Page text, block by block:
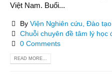
Việt Nam. Buổi...
By Viện Nghiên cứu, Đào
Chuỗi chuyên đề tâm lý học
0 Comments
READ MORE...